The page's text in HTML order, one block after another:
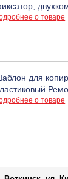
о товаре
для
о товаре